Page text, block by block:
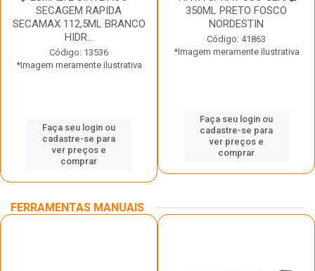
SECAGEM RAPIDA
SECAMAX 112,5ML BRANCO
HIDR...
Código: 13536
*Imagem meramente ilustrativa
Faça seu login ou
cadastre-se para
ver preços e
comprar
350ML PRETO FOSCO
NORDESTIN
Código: 41863
*Imagem meramente ilustrativa
Faça seu login ou
cadastre-se para
ver preços e
comprar
FERRAMENTAS MANUAIS